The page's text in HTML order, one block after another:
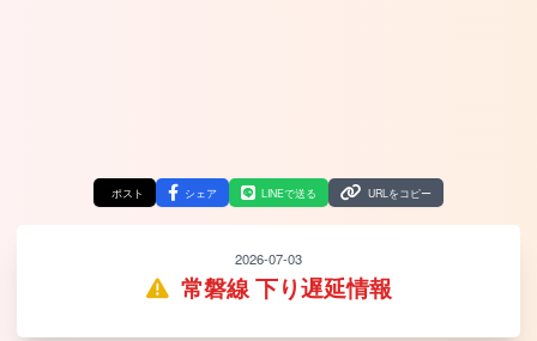
ポスト シェア LINEで送る URLをコピー
2026-07-03
常磐線 下り遅延情報